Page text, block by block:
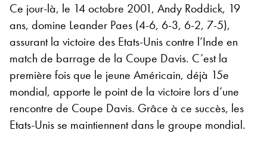
Ce jour-là, le 14 octobre 2001, Andy Roddick, 19
ans, domine Leander Paes (4-6, 6-3, 6-2, 7-5),
assurant la victoire des Etats-Unis contre l’Inde en
match de barrage de la Coupe Davis. C’est la
première fois que le jeune Américain, déjà 15e
mondial, apporte le point de la victoire lors d’une
rencontre de Coupe Davis. Grâce à ce succès, les
Etats-Unis se maintiennent dans le groupe mondial.